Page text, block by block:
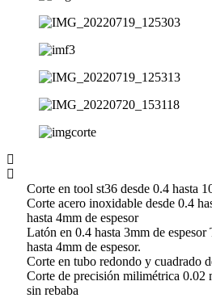
Corte en tool st36 desde 0.4 hasta
Corte acero inoxidable desde 0.4
hasta 4mm de espesor
Latón en 0.4 hasta 3mm de
hasta 4mm de espesor.
Corte en tubo redondo y cuadrado
Corte de precisión milimétrica 0.02
sin rebaba